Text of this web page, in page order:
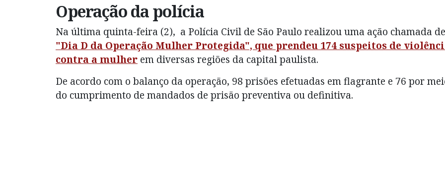
Operação da polícia
Na última quinta-feira (2), a Polícia Civil de São Paulo realizou uma ação chamada de
"Dia D da Operação Mulher Protegida", que prendeu 174 suspeitos de
contra a mulher em diversas regiões da capital paulista.
De acordo com o balanço da operação, 98 prisões efetuadas em flagrante e 76 por
do cumprimento de mandados de prisão preventiva ou definitiva.